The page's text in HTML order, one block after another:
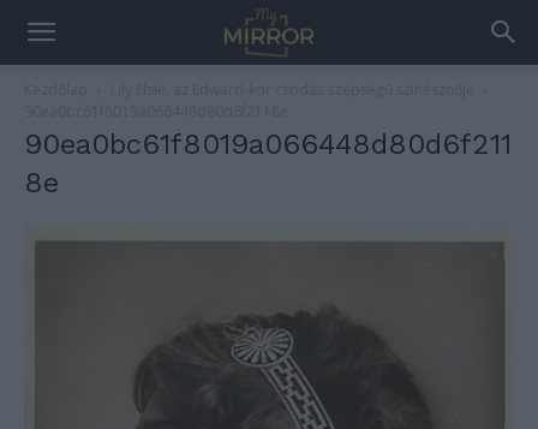
90ea0bc61f8019a066448d80d6f211
8e